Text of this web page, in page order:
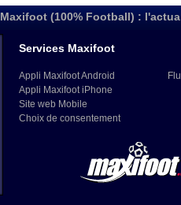
Maxifoot (100% Football) :
Services Maxifoot
Appli Maxifoot Android
Appli Maxifoot iPhone
Site web Mobile
Choix de consentement